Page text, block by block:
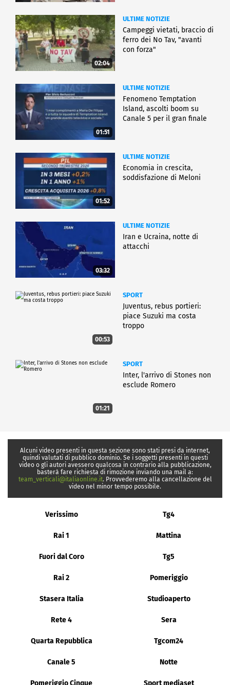
02:04
ULTIME NOTIZIE
Campeggi vietati, braccio di
ferro dei No Tav, "avanti
con forza"
01:51
ULTIME NOTIZIE
Fenomeno Temptation
Island, ascolti boom su
Canale 5 per il gran finale
01:52
ULTIME NOTIZIE
Economia in crescita,
soddisfazione di Meloni
03:32
ULTIME NOTIZIE
Iran e Ucraina, notte di
attacchi
00:53
SPORT
Juventus, rebus portieri:
piace Suzuki ma costa
troppo
01:21
SPORT
Inter, l'arrivo di Stones non
esclude Romero
Alcuni video presenti in questa sezione sono stati presi da internet,
quindi valutati di pubblico dominio. Se i soggetti presenti in questi
video o gli autori avessero qualcosa in contrario alla pubblicazione,
basterà fare richiesta di rimozione inviando una mail a:
team_verticali@italiaonline.it. Provvederemo alla cancellazione del
video nel minor tempo possibile.
Verissimo Tg4
Rai 1 Mattina
Fuori dal Coro Tg5
Rai 2 Pomeriggio
Stasera Italia Studioaperto
Rete 4 Sera
Quarta Repubblica Tgcom24
Canale 5 Notte
Pomeriggio Cinque Sport mediaset